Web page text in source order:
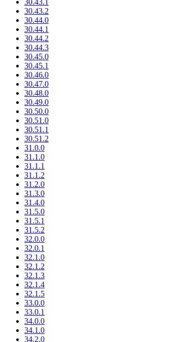
30.43.2
30.44.0
30.44.1
30.44.2
30.44.3
30.45.0
30.45.1
30.46.0
30.47.0
30.48.0
30.49.0
30.50.0
30.51.0
30.51.1
30.51.2
31.0.0
31.1.0
31.1.1
31.1.2
31.2.0
31.3.0
31.4.0
31.5.0
31.5.1
31.5.2
32.0.0
32.0.1
32.1.0
32.1.2
32.1.3
32.1.4
32.1.5
33.0.0
33.0.1
34.0.0
34.1.0
34.2.0